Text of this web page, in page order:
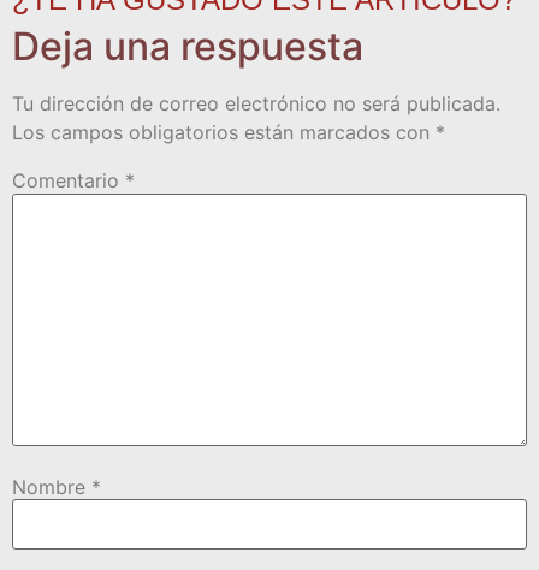
Deja una respuesta
Tu dirección de correo electrónico no será publicada.
Los campos obligatorios están marcados con *
Comentario *
Nombre *